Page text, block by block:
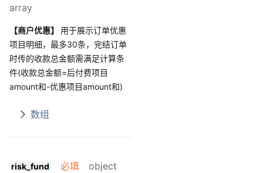
array
【商户优惠】 用于展示订单优惠
项目明细，最多30条，完结订单
时传的收款总金额需满足计算条
件(收款总金额=后付费项目
amount和-优惠项目amount和)
数组
risk_fund 必填 object